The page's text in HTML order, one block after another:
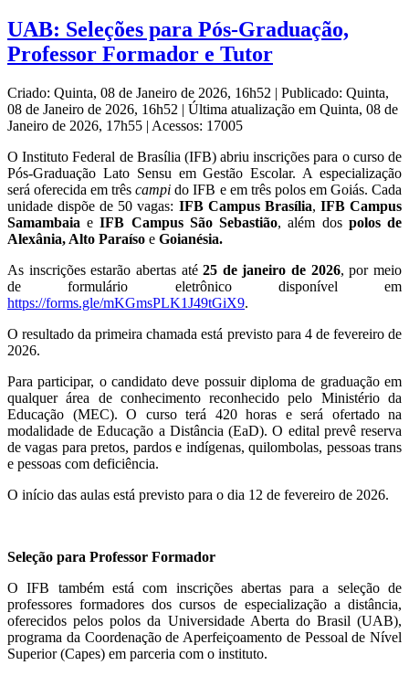
UAB: Seleções para Pós-Graduação,
Professor Formador e Tutor
Criado: Quinta, 08 de Janeiro de 2026, 16h52 | Publicado: Quinta,
08 de Janeiro de 2026, 16h52 | Última atualização em Quinta, 08 de
Janeiro de 2026, 17h55 | Acessos: 17005
O Instituto Federal de Brasília (IFB) abriu inscrições para o curso de
Pós-Graduação Lato Sensu em Gestão Escolar. A especialização
será oferecida em trêscampi do IFB e em três polos em Goiás. Cada
unidade dispõe de 50 vagas: IFB Campus Brasília, IFB Campus
SamambaiaeIFB Campus São Sebastião, além dos polos de
Alexânia, Alto Paraíso e Goianésia.
As inscrições estarão abertas até25 de janeiro de 2026, por meio
de formulário eletrônico disponível em
https://forms.gle/mKGmsPLK1J49tGiX9.
O resultado da primeira chamada está previsto para 4 de fevereiro de
2026.
Para participar, o candidato deve possuir diploma de graduação em
qualquer área de conhecimento reconhecido pelo Ministério da
Educação (MEC). O curso terá 420 horas e será ofertado na
modalidade de Educação a Distância (EaD). O edital prevê reserva
de vagas para pretos, pardos e indígenas, quilombolas, pessoas trans
e pessoas com deficiência.
O início das aulas está previsto para o dia 12 de fevereiro de 2026.
Seleção para Professor Formador
O IFB também está com inscrições abertas para a seleção de
professores formadores dos cursos de especialização a distância,
oferecidos pelos polos da Universidade Aberta do Brasil (UAB),
programa da Coordenação de Aperfeiçoamento de Pessoal de Nível
Superior(Capes) em parceria com o instituto.